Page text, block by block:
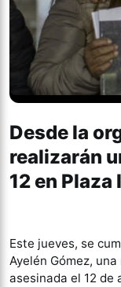
Desde la
realizarán
12 en
Este jueves, se
Ayelén Gómez,
asesinada el 12 de